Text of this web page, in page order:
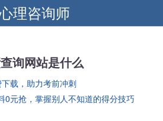
理咨询师
询网站是什么
载，助力考前冲刺
0元抢，掌握别人不知道的得分技巧